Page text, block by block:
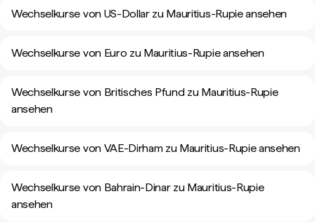
Wechselkurse von US-Dollar zu Mauritius-Rupie ansehen
Wechselkurse von Euro zu Mauritius-Rupie ansehen
Wechselkurse von Britisches Pfund zu Mauritius-Rupie
ansehen
Wechselkurse von VAE-Dirham zu Mauritius-Rupie ansehen
Wechselkurse von Bahrain-Dinar zu Mauritius-Rupie
ansehen